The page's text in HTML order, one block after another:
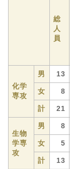
総
人
員
化学
専攻
男 13
女 8
計 21
生物
学専
攻
男 8
女 5
計 13